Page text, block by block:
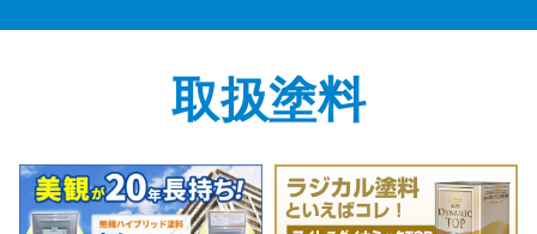
取扱塗料